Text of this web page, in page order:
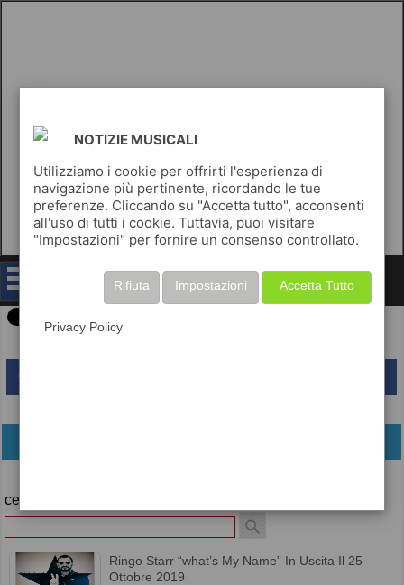
notizie musicali
cerca
Ringo Starr “what’s My Name” In Uscita Il 25
Ottobre 2019
NOTIZIE MUSICALI
Utilizziamo i cookie per offrirti l'esperienza di
navigazione più pertinente, ricordando le tue
preferenze. Cliccando su "Accetta tutto", acconsenti
all'uso di tutti i cookie. Tuttavia, puoi visitare
"Impostazioni" per fornire un consenso controllato.
Accetta Tutto
Impostazioni
Rifiuta
Privacy Policy